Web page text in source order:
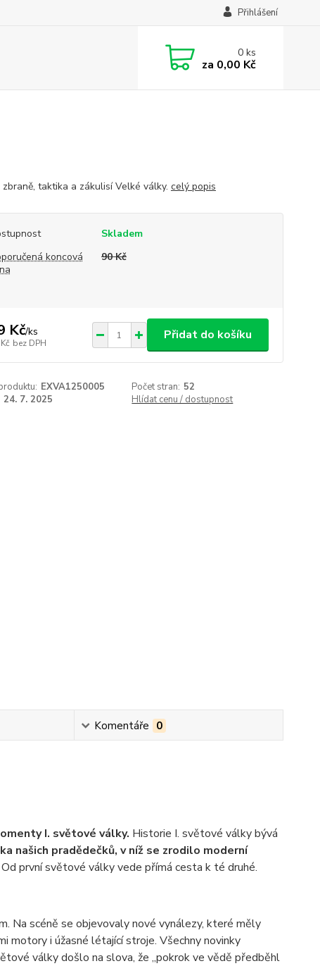
Přihlášení
0ks
za 0,00 Kč
zbraně, taktika a zákulisí Velké války. celý popis
Skladem
koncová
90 Kč
Kč/ks
bez DPH
Přidat do košíku
EXVA1250005 Počet stran: 52
24. 7. 2025 Hlídat cenu / dostupnost
Komentáře 0
I. světové války. Historie I. světové války bývá
našich pradědečků, v níž se zrodilo moderní
Od první světové války vede přímá cesta k té druhé.
Na scéně se objevovaly nové vynálezy, které měly
motory i úžasné létající stroje. Všechny novinky
války došlo na slova, že „pokrok ve vědě předběhl